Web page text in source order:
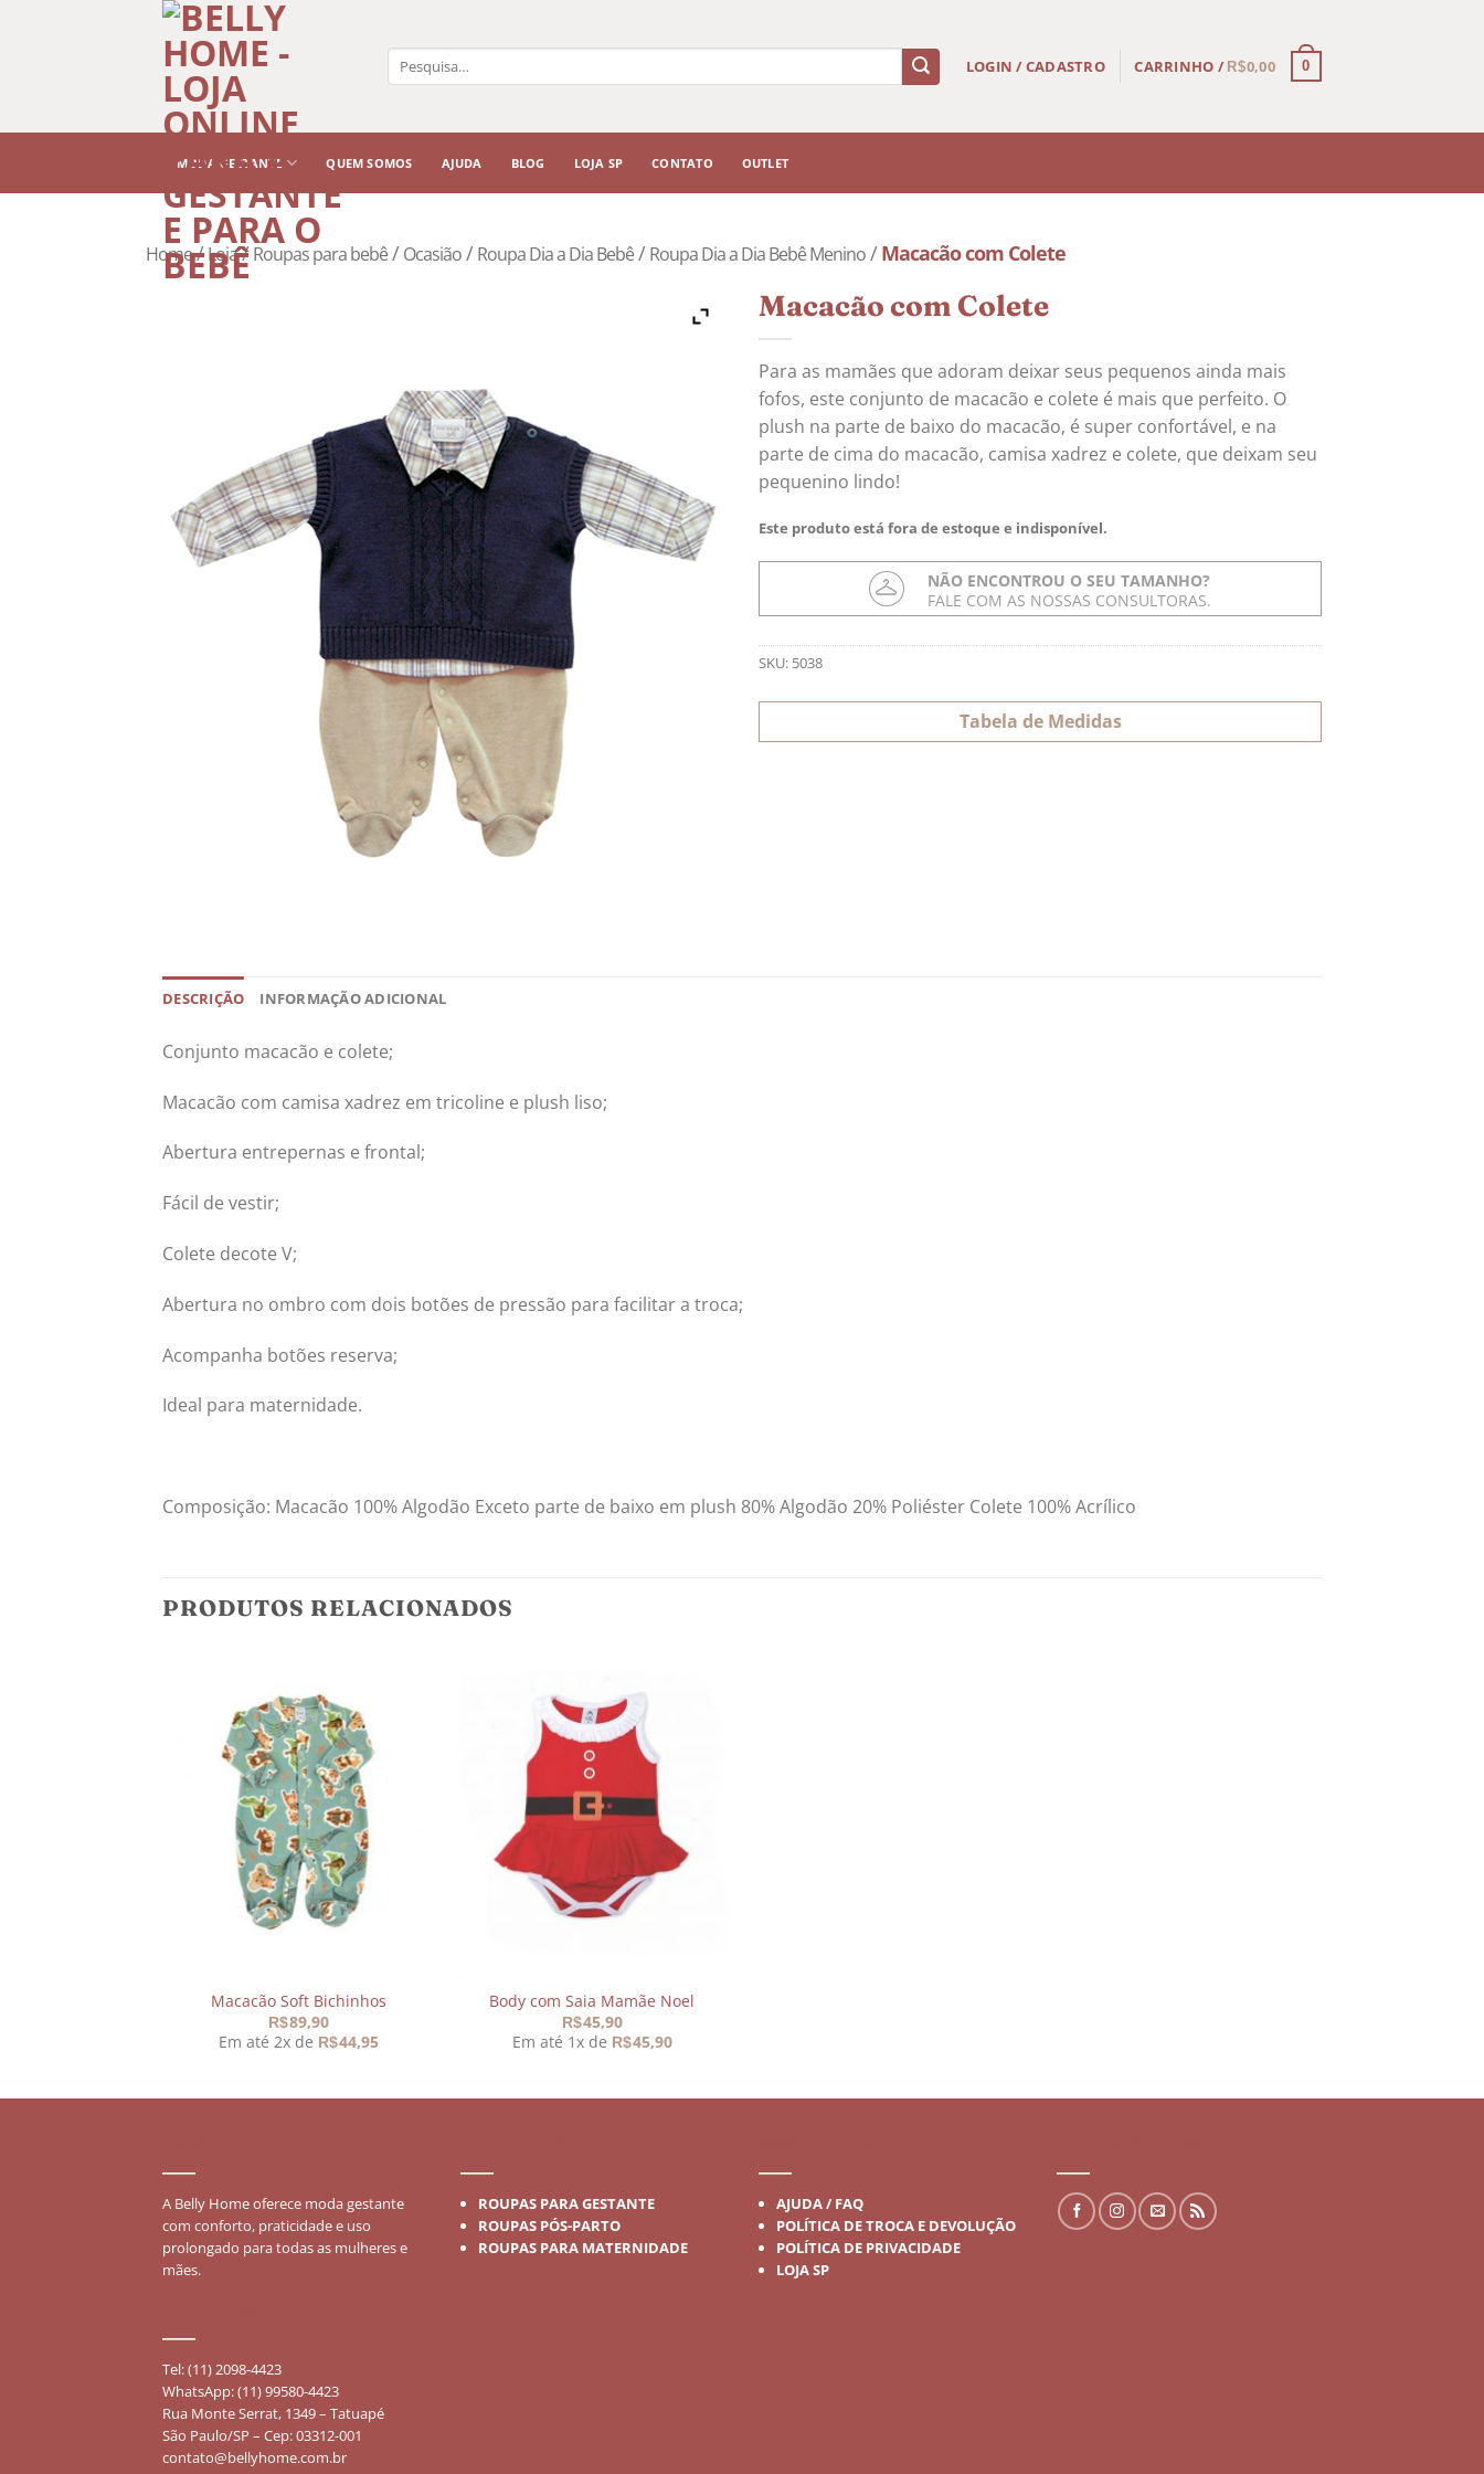
Pesquisar
LOGIN / CADASTRO CARRINHO / R$0,00 0
MODA GESTANTE QUEM SOMOS AJUDA BLOG LOJA SP CONTATO OUTLET
Home/Loja/Roupas para bebê/Ocasião/Roupa Dia a Dia Bebê/Roupa Dia a Dia Bebê Menino/Macacão com Colete
Macacão com Colete
Para as mamães que adoram deixar seus pequenos ainda mais
fofos, este conjunto de macacão e colete é mais que perfeito. O
plush na parte de baixo do macacão, é super confortável, e na
parte de cima do macacão, camisa xadrez e colete, que deixam seu
pequenino lindo!
Este produto está fora de estoque e indisponível.
NÃO ENCONTROU O SEU TAMANHO?
FALE COM AS NOSSAS CONSULTORAS.
SKU: 5038
Tabela de Medidas
DESCRIÇÃO INFORMAÇÃO ADICIONAL
Conjunto macacão e colete;
Macacão com camisa xadrez em tricoline e plush liso;
Abertura entrepernas e frontal;
Fácil de vestir;
Colete decote V;
Abertura no ombro com dois botões de pressão para facilitar a troca;
Acompanha botões reserva;
Ideal para maternidade.
Composição: Macacão 100% Algodão Exceto parte de baixo em plush 80% Algodão 20% Poliéster Colete 100% Acrílico
PRODUTOS RELACIONADOS
Adicionar
desejos
Macacão Soft Bichinhos
R$89,90
Em até 2x de R$44,95
Adicionar
Body com Saia Mamãe Noel
R$45,90
Em até 1x de R$45,90
A Belly Home oferece moda gestante
com conforto, praticidade e uso
prolongado para todas as mulheres e
mães.
ROUPAS PARA GESTANTE
ROUPAS PÓS-PARTO
ROUPAS PARA MATERNIDADE
AJUDA / FAQ
POLÍTICA DE TROCA E DEVOLUÇÃO
POLÍTICA DE PRIVACIDADE
LOJA SP
Tel: (11) 2098-4423
WhatsApp: (11) 99580-4423
Rua Monte Serrat, 1349 – Tatuapé
São Paulo/SP – Cep: 03312-001
contato@bellyhome.com.br